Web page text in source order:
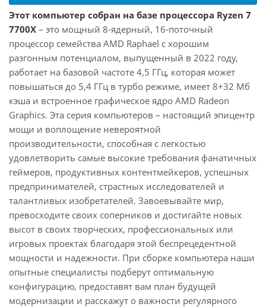
Этот компьютер собран на базе процессора Ryzen 7
7700X – это мощный 8-ядерный, 16-поточный
процессор семейства AMD Raphael с хорошим
разгонным потенциалом, выпущенный в 2022 году,
работает на базовой частоте 4,5 ГГц, которая может
повышаться до 5,4 ГГц в турбо режиме, имеет 8+32 Мб
кэша и встроенное графическое ядро AMD Radeon
Graphics. Эта серия компьютеров – настоящий эпицентр
мощи и воплощение невероятной
производительности, способная с легкостью
удовлетворить самые высокие требования фанатичных
геймеров, продуктивных контентмейкеров, успешных
предпринимателей, страстных исследователей и
талантливых изобретателей. Завоевывайте мир,
превосходите своих соперников и достигайте новых
высот в своих творческих, профессиональных или
игровых проектах благодаря этой беспрецедентной
мощности и надежности. При сборке компьютера наши
опытные специалисты подберут оптимальную
конфигурацию, предоставят вам план будущей
модернизации и расскажут о важности регулярного